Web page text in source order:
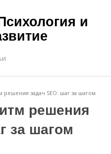
и
решения задач SEO: шаг за шагом
решения
за шагом